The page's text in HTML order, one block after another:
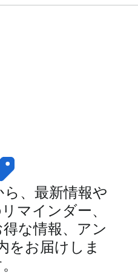
、最新情報や
マインダー、
な情報、アン
をお届けしま